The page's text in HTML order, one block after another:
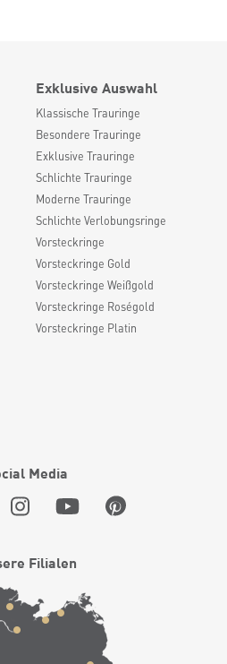
Exklusive Auswahl
Klassische Trauringe
Besondere Trauringe
Exklusive Trauringe
Schlichte Trauringe
Moderne Trauringe
Schlichte Verlobungsringe
Vorsteckringe
Vorsteckringe Gold
Vorsteckringe Weißgold
Vorsteckringe Roségold
Vorsteckringe Platin
Media
Filialen